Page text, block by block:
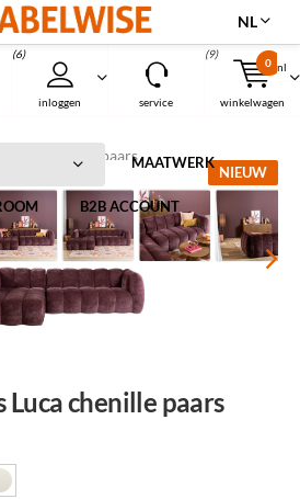
nl
inloggen
(6)
service winkelwagen
0
(9)
NL
MAATWERK
B2B ACCOUNT
Luca chenille paars
NIEUW
chenille paars